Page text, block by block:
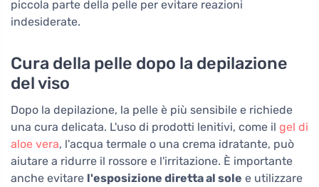
piccola parte della pelle per evitare reazioni
indesiderate.
Cura della pelle dopo la depilazione
del viso
Dopo la depilazione, la pelle è più sensibile e richiede
una cura delicata. L'uso di prodotti lenitivi, come il gel di
aloe vera, l'acqua termale o una crema idratante, può
aiutare a ridurre il rossore e l'irritazione. È importante
anche evitare l'esposizione diretta al sole e utilizzare